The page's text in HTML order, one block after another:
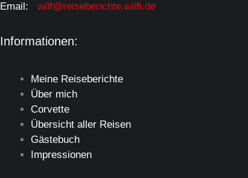
Email:
wilf@reiseberichte.wilfi.de
Informationen:
Meine Reiseberichte
Über mich
Corvette
Übersicht aller Reisen
Gästebuch
Impressionen